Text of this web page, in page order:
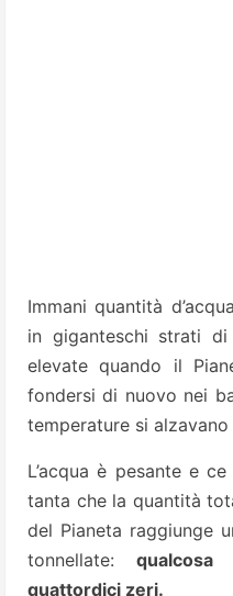
Immani quantità
in giganteschi strati
elevate quando il
fondersi di nuovo nei
temperature si
L’acqua è pesante e
tanta che la quantità
del Pianeta raggiunge
tonnellate:
quattordici zeri.